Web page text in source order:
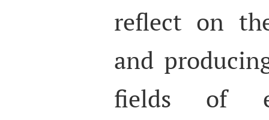
reflect on
and
fields of